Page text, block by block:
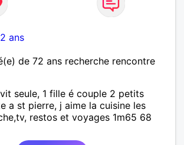
ans
de 72 ans recherche rencontre
seule, 1 fille é couple 2 petits
a st pierre, j aime la cuisine les
restos et voyages 1m65 68